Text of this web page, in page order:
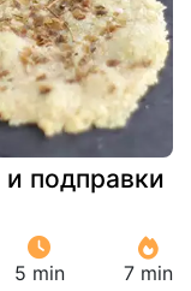
подправки
5 min 7 min